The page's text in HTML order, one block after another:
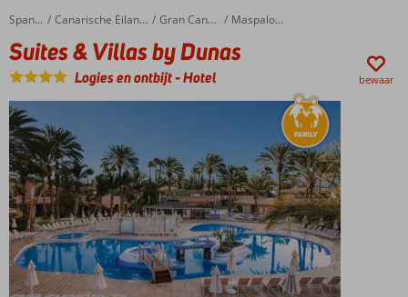
Fijne 2- en 3-
Gratis
shuttleservice
Home Spanje Canarische Eilanden Gran Canaria Maspalomas
Suites & Villas by Dunas
Suites & Villas by Dunas
Logies en ontbijt-Hotel bewaar